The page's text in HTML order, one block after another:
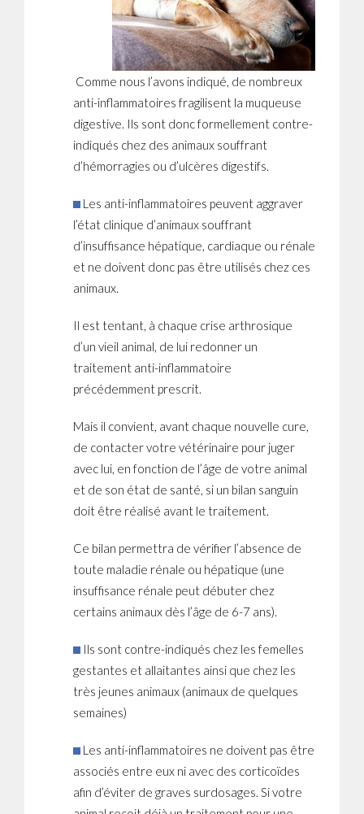
Comme nous l’avons indiqué, de nombreux
anti-inflammatoires fragilisent la muqueuse
digestive. Ils sont donc formellement contre-
indiqués chez des animaux souffrant
d’hémorragies ou d’ulcères digestifs.
Les anti-inflammatoires peuvent aggraver
l’état clinique d’animaux souffrant
d’insuffisance hépatique, cardiaque ou rénale
et ne doivent donc pas être utilisés chez ces
animaux.
Il est tentant, à chaque crise arthrosique
d’un vieil animal, de lui redonner un
traitement anti-inflammatoire
précédemment prescrit.
Mais il convient, avant chaque nouvelle cure,
de contacter votre vétérinaire pour juger
avec lui, en fonction de l’âge de votre animal
et de son état de santé, si un bilan sanguin
doit être réalisé avant le traitement.
Ce bilan permettra de vérifier l’absence de
toute maladie rénale ou hépatique (une
insuffisance rénale peut débuter chez
certains animaux dès l’âge de 6-7 ans).
Ils sont contre-indiqués chez les femelles
gestantes et allaitantes ainsi que chez les
très jeunes animaux (animaux de quelques
semaines)
Les anti-inflammatoires ne doivent pas être
associés entre eux ni avec des corticoïdes
afin d’éviter de graves surdosages. Si votre